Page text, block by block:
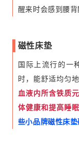
醒来时会感到腰背
磁性床垫
国际上流行的一
时，能舒适均匀
血液内所含铁质
体健康和提高睡眠
些小品牌磁性床垫